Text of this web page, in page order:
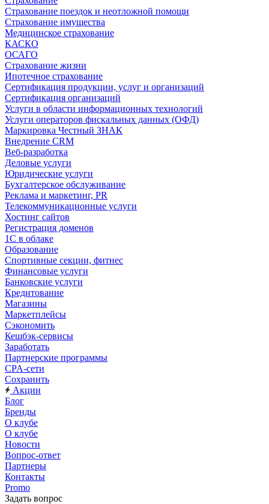
Страхование поездок и неотложной помощи
Страхование имущества
Медицинское страхование
КАСКО
ОСАГО
Страхование жизни
Ипотечное страхование
Сертификация продукции, услуг и организаций
Сертификация организаций
Услуги в области информационных технологий
Услуги операторов фискальных данных (ОФД)
Маркировка Честный ЗНАК
Внедрение CRM
Веб-разработка
Деловые услуги
Юридические услуги
Бухгалтерское обслуживание
Реклама и маркетинг, PR
Телекоммуникационные услуги
Хостинг сайтов
Регистрация доменов
1С в облаке
Образование
Спортивные секции, фитнес
Финансовые услуги
Банковские услуги
Кредитование
Магазины
Маркетплейсы
Сэкономить
Кешбэк-сервисы
Заработать
Партнерские программы
CPA-сети
Сохранить
Акции
Блог
Бренды
О клубе
О клубе
Новости
Вопрос-ответ
Партнеры
Контакты
Promo
Задать вопрос